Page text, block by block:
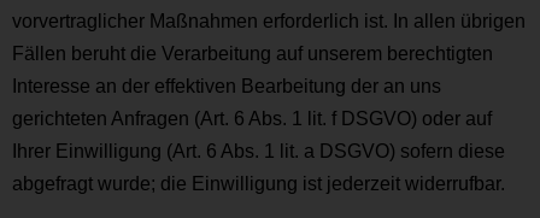
vorvertraglicher Maßnahmen erforderlich ist. In allen übrigen
Fällen beruht die Verarbeitung auf unserem berechtigten
Interesse an der effektiven Bearbeitung der an uns
gerichteten Anfragen (Art. 6 Abs. 1 lit. f DSGVO) oder auf
Ihrer Einwilligung (Art. 6 Abs. 1 lit. a DSGVO) sofern diese
abgefragt wurde; die Einwilligung ist jederzeit widerrufbar.